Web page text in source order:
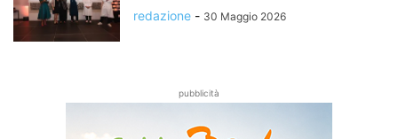
redazione - 30 Maggio 2026
pubblicità